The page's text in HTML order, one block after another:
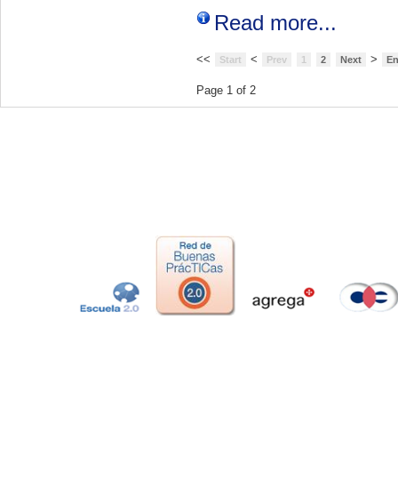
Read more...
<< Start < Prev 1 2 Next >
Page 1 of 2